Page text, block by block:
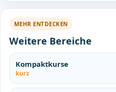
MEHR ENTDECKEN
Weitere Bereiche
Kompaktkurse
kurz